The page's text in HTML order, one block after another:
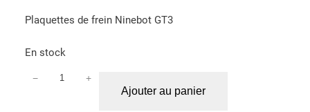
Plaquettes de frein Ninebot GT3
En stock
− +
Ajouter au panier